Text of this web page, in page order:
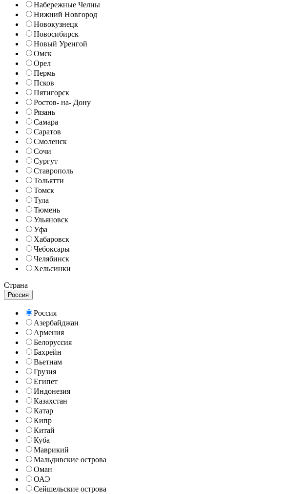
Набережные Челны
Нижний Новгород
Новокузнецк
Новосибирск
Новый Уренгой
Омск
Орел
Пермь
Псков
Пятигорск
Ростов- на- Дону
Рязань
Самара
Саратов
Смоленск
Сочи
Сургут
Ставрополь
Тольятти
Томск
Тула
Тюмень
Ульяновск
Уфа
Хабаровск
Чебоксары
Челябинск
Хельсинки
Страна
Россия
Россия
Азербайджан
Армения
Белоруссия
Бахрейн
Вьетнам
Грузия
Египет
Индонезия
Казахстан
Катар
Кипр
Китай
Куба
Маврикий
Мальдивские острова
Оман
ОАЭ
Сейшельские острова